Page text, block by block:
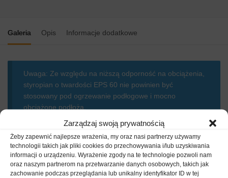
Zarządzaj swoją prywatnością
Żeby zapewnić najlepsze wrażenia, my oraz nasi partnerzy używamy
technologii takich jak pliki cookies do przechowywania i/lub uzyskiwania
informacji o urządzeniu. Wyrażenie zgody na te technologie pozwoli nam
oraz naszym partnerom na przetwarzanie danych osobowych, takich jak
zachowanie podczas przeglądania lub unikalny identyfikator ID w tej
Galeria Opis Informacje dodatkowe
Uwaga: Ze względu na niższą odporność na obciążenia,
styropian o twardości EPS 60 nie powinien być
stosowany pod ogrzewanie podłogowe i mocno
obciążone podłoża.
Styropmin Dach/Podłoga DP CS PRO 60 to styropian biały do
podłóg i stropów, charakteryzujący się niższą odpornością na
obciążenia i umiarkowanym współczynnikiem przewodzenia
ciepła.